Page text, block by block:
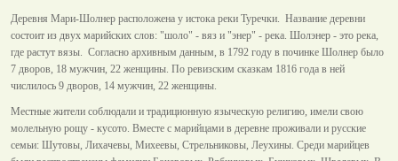
Деревня Мари-Шолнер расположена у истока реки Туречки. Название деревни
состоит из двух марийских слов: "шоло" - вяз и "энер" - река. Шолэнер - это река,
где растут вязы. Согласно архивным данным, в 1792 году в починке Шолнер было
7 дворов, 18 мужчин, 22 женщины. По ревизским сказкам 1816 года в ней
числилось 9 дворов, 14 мужчин, 22 женщины.
Местные жители соблюдали и традиционную языческую религию, имели свою
молельную рощу - кусото. Вместе с марийцами в деревне проживали и русские
семьи: Шутовы, Лихачевы, Михеевы, Стрельниковы, Леухины. Среди марийцев